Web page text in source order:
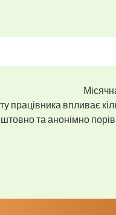
працівника впливає
та анонімно